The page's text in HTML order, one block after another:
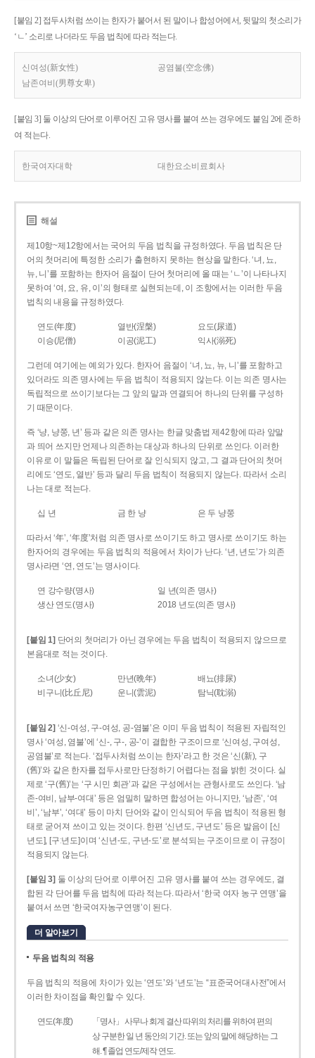
[붙임 2] 접두사처럼 쓰이는 한자가 붙어서 된 말이나 합성어에서, 뒷말의 첫소리가
‘ㄴ’ 소리로 나더라도 두음 법칙에 따라 적는다.
신여성(新女性)
공염불(空念佛)
남존여비(男尊女卑)
[붙임 3] 둘 이상의 단어로 이루어진 고유 명사를 붙여 쓰는 경우에도 붙임 2에 준하
여 적는다.
한국여자대학 대한요소비료회사
해설
제10항~제12항에서는 국어의 두음 법칙을 규정하였다. 두음 법칙은 단
어의 첫머리에 특정한 소리가 출현하지 못하는 현상을 말한다. ‘녀, 뇨,
뉴, 니’를 포함하는 한자어 음절이 단어 첫머리에 올 때는 ‘ㄴ’이 나타나지
못하여 ‘여, 요, 유, 이’의 형태로 실현되는데, 이 조항에서는 이러한 두음
법칙의 내용을 규정하였다.
연도(年度) 열반(涅槃)
요도(尿道)
이승(尼僧)
이공(泥工) 익사(溺死)
그런데 여기에는 예외가 있다. 한자어 음절이 ‘녀, 뇨, 뉴, 니’를 포함하고
있더라도 의존 명사에는 두음 법칙이 적용되지 않는다. 이는 의존 명사는
독립적으로 쓰이기보다는 그 앞의 말과 연결되어 하나의 단위를 구성하
기 때문이다.
즉 ‘냥, 냥쭝, 년’ 등과 같은 의존 명사는 한글 맞춤법 제42항에 따라 앞말
과 띄어 쓰지만 언제나 의존하는 대상과 하나의 단위로 쓰인다. 이러한
이유로 이 말들은 독립된 단어로 잘 인식되지 않고, 그 결과 단어의 첫머
리에도 ‘연도, 열반’ 등과 달리 두음 법칙이 적용되지 않는다. 따라서 소리
나는 대로 적는다.
십 년 금 한 냥 은 두 냥쭝
따라서 ‘年’, ‘年度’처럼 의존 명사로 쓰이기도 하고 명사로 쓰이기도 하는
한자어의 경우에는 두음 법칙의 적용에서 차이가 난다. ‘년, 년도’가 의존
명사라면 ‘연, 연도’는 명사이다.
연 강수량(명사)
일 년(의존 명사)
생산 연도(명사)
2018 년도(의존 명사)
[붙임 1] 단어의 첫머리가 아닌 경우에는 두음 법칙이 적용되지 않으므로
본음대로 적는 것이다.
소녀(少女) 만년(晩年)
배뇨(排尿)
비구니(比丘尼)
운니(雲泥) 탐닉(耽溺)
[붙임 2] ‘신-여성, 구-여성, 공-염불’은 이미 두음 법칙이 적용된 자립적인
명사 ‘여성, 염불’에 ‘신-, 구-, 공-’이 결합한 구조이므로 ‘신여성, 구여성,
공염불’로 적는다. ‘접두사처럼 쓰이는 한자’라고 한 것은 ‘신(新), 구
(舊)’와 같은 한자를 접두사로만 단정하기 어렵다는 점을 밝힌 것이다. 실
제로 ‘구(舊)’는 ‘구 시민 회관’과 같은 구성에서는 관형사로도 쓰인다. ‘남
존­-여비, 남부-­여대’ 등은 엄밀히 말하면 합성어는 아니지만, ‘남존’, ‘여
비’, ‘남부’, ‘여대’ 등이 마치 단어와 같이 인식되어 두음 법칙이 적용된 형
태로 굳어져 쓰이고 있는 것이다. 한편 ‘신년도, 구년도’ 등은 발음이 [신
년도], [구ː년도]이며 ‘신년­-도, 구년-­도’로 분석되는 구조이므로 이 규정이
적용되지 않는다.
[붙임 3] 둘 이상의 단어로 이루어진 고유 명사를 붙여 쓰는 경우에도, 결
합된 각 단어를 두음 법칙에 따라 적는다. 따라서 ‘한국 여자 농구 연맹’을
붙여서 쓰면 ‘한국여자농구연맹’이 된다.
더 알아보기
두음 법칙의 적용
두음 법칙의 적용에 차이가 있는 ‘연도’와 ‘년도’는 “표준국어대사전”에서
이러한 차이점을 확인할 수 있다.
연도(年度)
「명사」 사무나 회계 결산 따위의 처리를 위하여 편의
상 구분한 일 년 동안의 기간. 또는 앞의 말에 해당하는 그
해. ¶ 졸업 연도/제작 연도.